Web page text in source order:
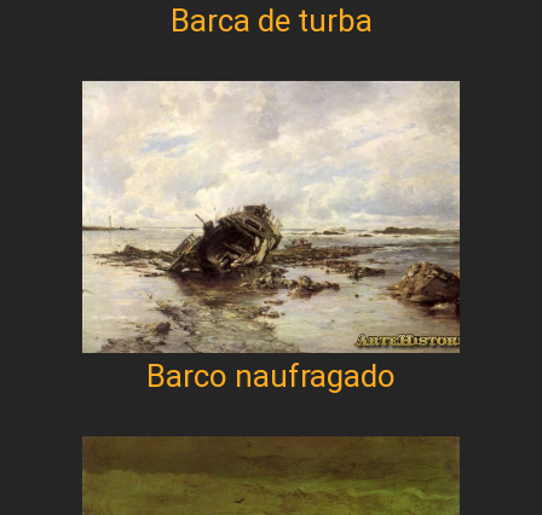
Barca de turba
Barco naufragado